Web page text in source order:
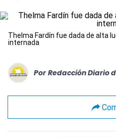
Thelma Fardín fue dada de alta
internada
Por Redacción Diario